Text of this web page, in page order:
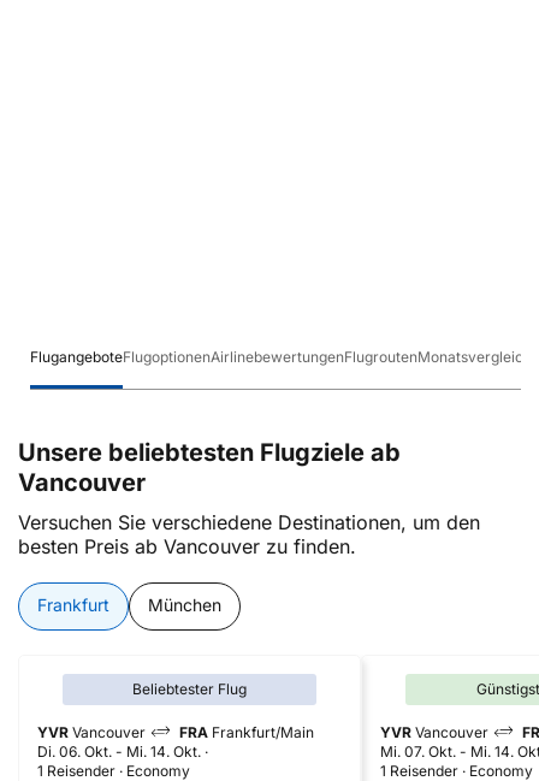
FlugangeboteFlugoptionenAirlinebewertungenFlugroutenMonatsvergleich
Unsere beliebtesten Flugziele ab
Vancouver
Versuchen Sie verschiedene Destinationen, um den
besten Preis ab Vancouver zu finden.
Frankfurt München
Beliebtester Flug
YVR Vancouver FRA Frankfurt/Main
Di. 06. Okt. - Mi. 14. Okt.
1 Reisender
Economy
YVR Vancouver
Mi. 07. Okt. - Mi. 14.
1 Reisender
Economy